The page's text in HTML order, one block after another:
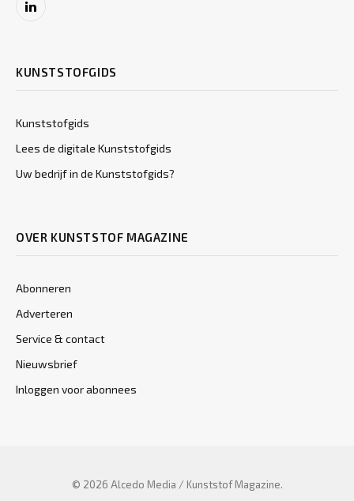
LinkedIn
KUNSTSTOFGIDS
Kunststofgids
Lees de digitale Kunststofgids
Uw bedrijf in de Kunststofgids?
OVER KUNSTSTOF MAGAZINE
Abonneren
Adverteren
Service & contact
Nieuwsbrief
Inloggen voor abonnees
© 2026 Alcedo Media / Kunststof Magazine.